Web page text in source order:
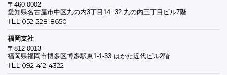
〒460-0002
愛知県名古屋市中区丸の内3丁目14−32 丸の内三丁目ビル7階
TEL 052-228-8650
福岡支社
〒812-0013
福岡県福岡市博多区博多駅東1-1-33 はかた近代ビル2階
TEL 092-412-4322